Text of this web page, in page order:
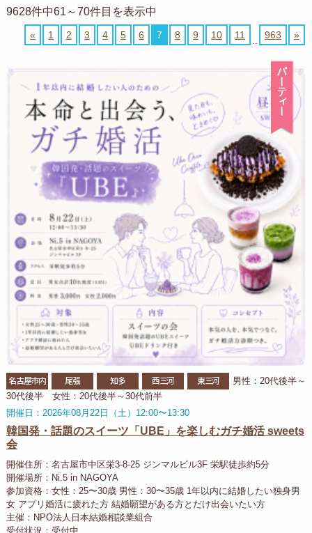
9628件中61～70件目を表示中
« 1 2 3 4 5 6 7 8 9 10 11 963 »
名古屋市内 尾張 知多 西三河 東三河
男性：20代後半～
30代後半 女性：20代後半～30代前半
開催日：2026年08月22日（土）12:00〜13:30
韓国発・話題のスイーツ「UBE」を楽しむガチ婚活 sweets
会
開催住所：名古屋市中区栄3-8-25 ジンマルビル3F 栄駅徒歩約5分
開催場所：Ni.5 in NAGOYA
参加資格：女性：25〜30歳 男性：30〜35歳 1年以内に結婚したい独身男
女 アプリ婚活に疲れた方 結婚願望がある方とだけ出会いたい方
主催：NPO法人日本結婚相談業組合
受付状況：受付中